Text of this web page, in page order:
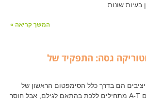
שונות.
המשך קריאה »
גסה: התפקיד של
הם בדרך כלל הסימפטום הראשון של
מחלת ה-.A-T ילדים עם A-T מתחילים ללכת בהתאם לגילם, אבל חוסר